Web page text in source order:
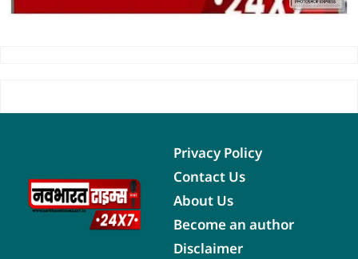
Privacy Policy
Contact Us
About Us
Become an author
Disclaimer